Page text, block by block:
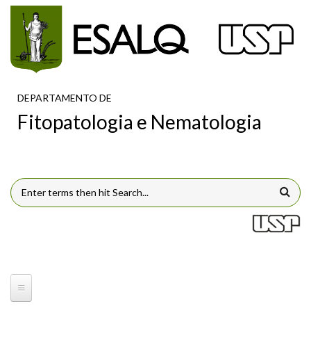
Pular para o conteúdo principal
DEPARTAMENTO DE
Fitopatologia e Nematologia
FORMULÁRIO DE BUSCA